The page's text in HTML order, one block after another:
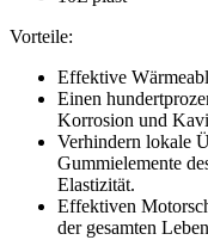
Vorteile:
Effektive
Einen
Korrosion und
Verhindern lokale
Gummielemente
Elastizität.
Effektiven
der gesamten